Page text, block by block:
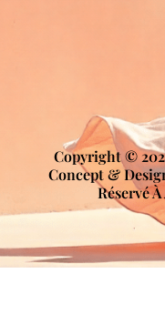
Copyright ©
Concept &
Réservé